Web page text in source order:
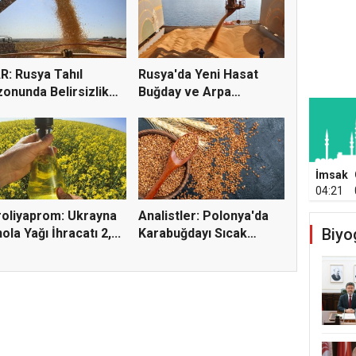
Rusya Tahıl
Belirsizlik
Rusya'da Yeni Hasat
Buğday ve Arpa
Ukrayna
Yağı İhracatı 2,...
Analistler: Polonya'da
Karabuğdayı Sıcak
İmsak
04:21